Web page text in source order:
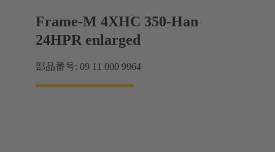
Frame-M 4XHC 350-Han
24HPR enlarged
部品番号: 09 11 000 9964